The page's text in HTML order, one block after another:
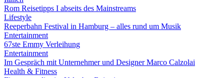
Rom Reisetipps I abseits des Mainstreams
Lifestyle
Reeperbahn Festival in Hamburg – alles rund um Musik
Entertainment
67ste Emmy Verleihung
Entertainment
Im Gespräch mit Unternehmer und Designer Marco Calzolai
Health & Fitness